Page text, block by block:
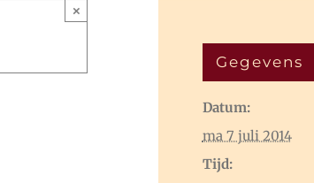
×
Gegevens
Datum:
ma 7 juli 2014
Tijd: